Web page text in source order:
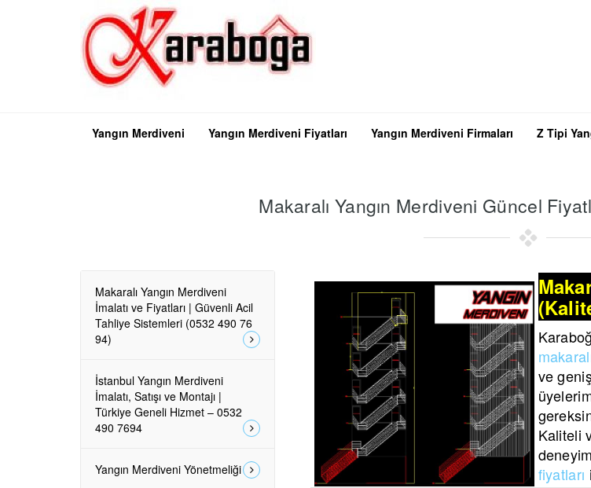
Yangın Merdiveni Yangın Merdiveni Fiyatları Yangın Merdiveni Firmaları Z Tipi
Makaralı Yangın Merdiveni Güncel
ve
Kaliteli
fiyatları
Makaralı Yangın Merdiveni
İmalatı ve Fiyatları | Güvenli Acil
Tahliye Sistemleri (0532 490 76
94)
İstanbul Yangın Merdiveni
İmalatı, Satışı ve Montajı |
Türkiye Geneli Hizmet – 0532
490 7694
Yangın Merdiveni Yönetmeliği